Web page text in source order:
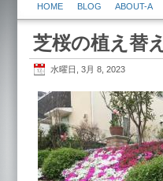
HOME BLOG ABOUT-A
芝桜の植え替え
水曜日, 3月 8, 2023